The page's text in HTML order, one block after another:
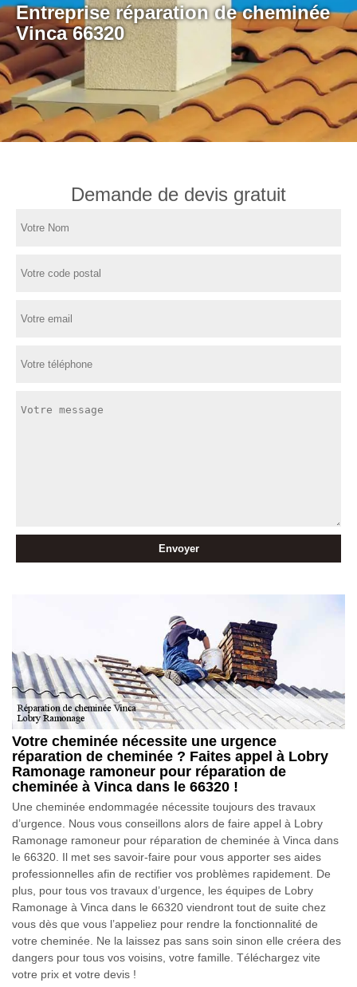
Entreprise réparation de cheminée
Vinca 66320
Demande de devis gratuit
Votre cheminée nécessite une urgence
réparation de cheminée ? Faites appel à Lobry
Ramonage ramoneur pour réparation de
cheminée à Vinca dans le 66320 !
Une cheminée endommagée nécessite toujours des travaux
d’urgence. Nous vous conseillons alors de faire appel à Lobry
Ramonage ramoneur pour réparation de cheminée à Vinca dans
le 66320. Il met ses savoir-faire pour vous apporter ses aides
professionnelles afin de rectifier vos problèmes rapidement. De
plus, pour tous vos travaux d’urgence, les équipes de Lobry
Ramonage à Vinca dans le 66320 viendront tout de suite chez
vous dès que vous l’appeliez pour rendre la fonctionnalité de
votre cheminée. Ne la laissez pas sans soin sinon elle créera des
dangers pour tous vos voisins, votre famille. Téléchargez vite
votre prix et votre devis !